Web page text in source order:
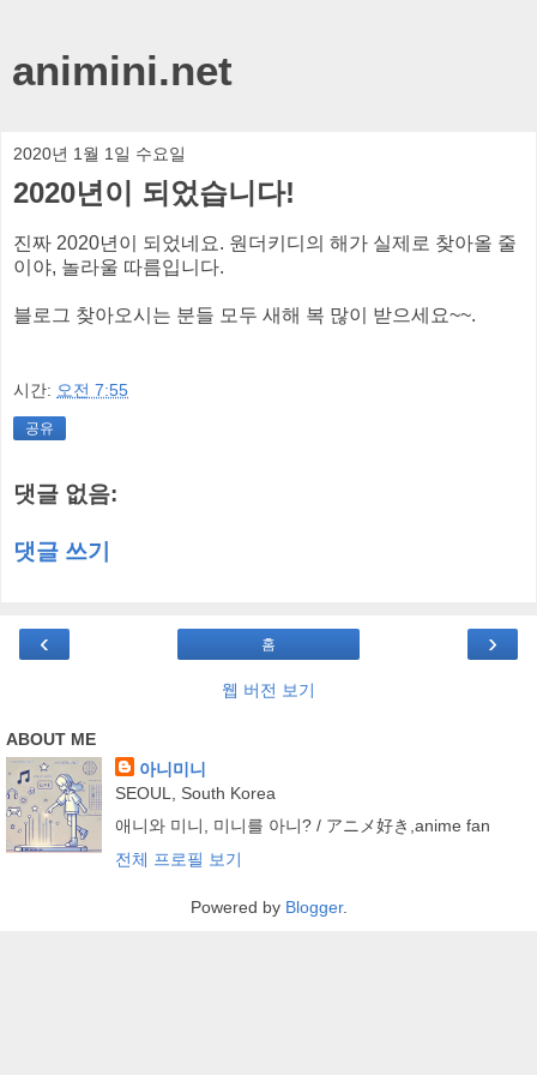
animini.net
2020년 1월 1일 수요일
2020년이 되었습니다!
진짜 2020년이 되었네요. 원더키디의 해가 실제로 찾아올 줄
이야, 놀라울 따름입니다.
블로그 찾아오시는 분들 모두 새해 복 많이 받으세요~~.
시간: 오전 7:55
공유
댓글 없음:
댓글 쓰기
‹ ›
홈
웹 버전 보기
ABOUT ME
아니미니
SEOUL, South Korea
애니와 미니, 미니를 아니? / アニメ好き,anime fan
전체 프로필 보기
Powered by Blogger.